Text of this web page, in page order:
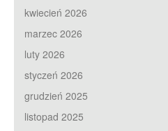
kwiecień 2026
marzec 2026
luty 2026
styczeń 2026
grudzień 2025
listopad 2025